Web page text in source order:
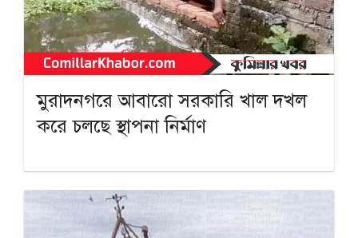
মুরাদনগরে আবারো সরকারি খাল দখল
করে চলছে স্থাপনা নির্মাণ